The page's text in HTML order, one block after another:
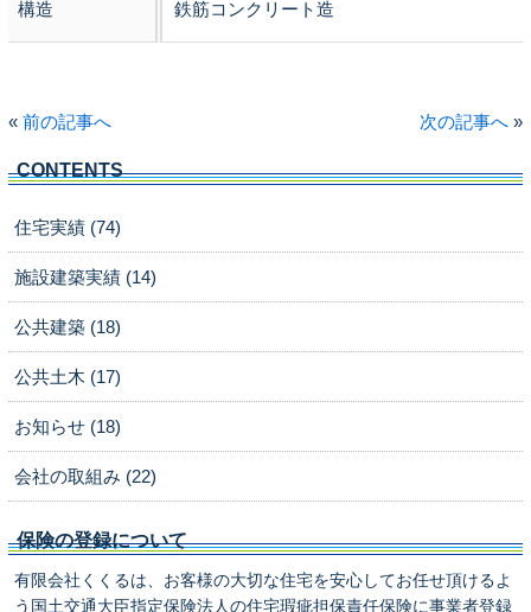
構造 鉄筋コンクリート造
« 前の記事へ 次の記事へ »
CONTENTS
住宅実績 (74)
施設建築実績 (14)
公共建築 (18)
公共土木 (17)
お知らせ (18)
会社の取組み (22)
保険の登録について
有限会社くくるは、お客様の大切な住宅を安心してお任せ頂けるよ
う国土交通大臣指定保険法人の住宅瑕疵担保責任保険に事業者登録